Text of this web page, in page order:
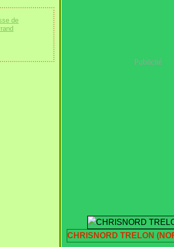
de
Publicité
CHRISNORD TRELON